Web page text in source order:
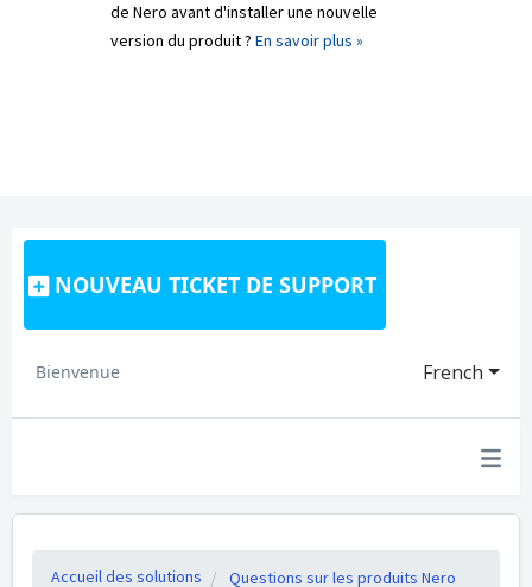
de Nero avant d'installer une nouvelle
version du produit ? En savoir plus »
NOUVEAU TICKET DE SUPPORT
French
Bienvenue
Accueil des solutions Questions sur les produits Nero